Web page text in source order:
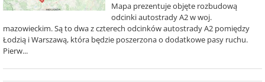
Mapa prezentuje objęte rozbudową
odcinki autostrady A2 w woj.
mazowieckim. Są to dwa z czterech odcinków autostrady A2 pomiędzy
Łodzią i Warszawą, która będzie poszerzona o dodatkowe pasy ruchu.
Pierw...